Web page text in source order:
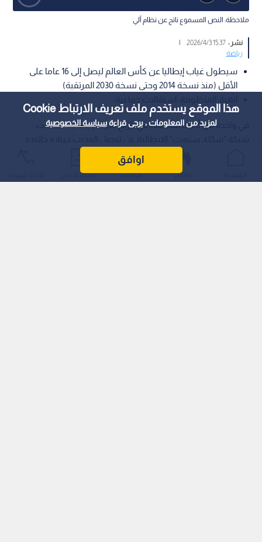
هذا الموقع يستخدم ملف تعريف الارتباط Cookie
لمزيد من المعلومات ، يرجى قراءةسياسة الخصوصية
اوافق
ملاحظة: النص المسموع ناتج عن نظام آلي
نشر :15:37 2026/4/3
|
رياضة
سيطول غياب إيطاليا عن كأس العالم ليصل إلى 16 عاما على
الأقل (منذ نسخة 2014 وحتى نسخة 2030 المرتقبة)
في واحدة من أحلك اللحظات في تاريخ الكرة الإيطالية، كشفت
ليعلن بذلك ترجله عن صهوة "الأتزوري" بعد فشل ذريع في التأهل
لنهائيات كأس العالم 2026.
عواجل المباشر أحدث الأخبار